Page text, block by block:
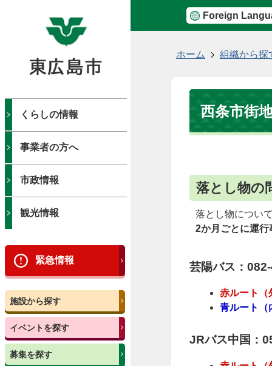
Foreign
くらしの情報
事業者の方へ
市政情報
観光情報
緊急情報
施設から探す
イベントを探す
募集を探す
ホーム 組織から探
西条市街
落とし物の
落とし物につい
2か月ごとに運
芸陽バス：
赤ルート（
青ルート（
JRバス中国：